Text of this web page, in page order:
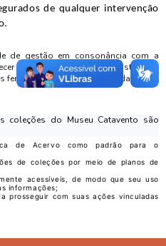
de qualquer intervenção
de gestão em consonância com a
a ideia de se tornar uma Instituição
executivas e cuidados na
do Museu Catavento são
de Acervo como padrão para o
de coleções por meio de planos de
acessíveis, de modo que seu uso
informações;
prosseguir com suas ações vinculadas